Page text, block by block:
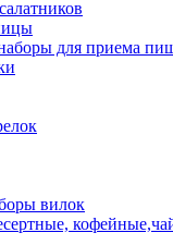
для приема
вилок